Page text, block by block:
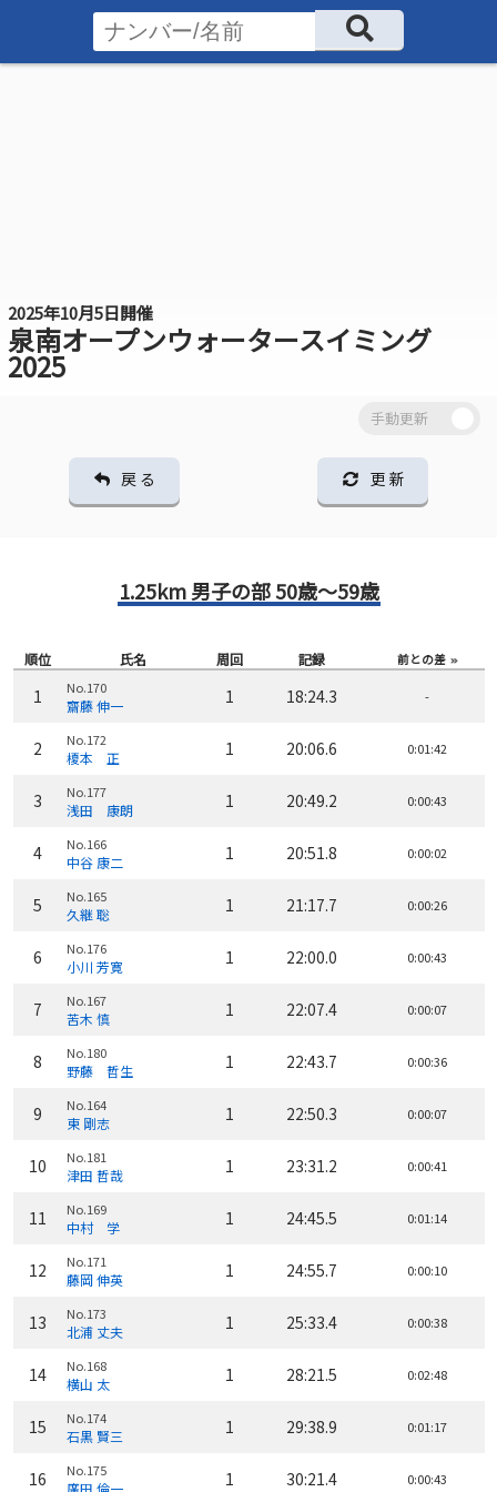
2025年10月5日開催
泉南オープンウォータースイミング
2025
戻 る 更 新
1.25km 男子の部 50歳～59歳
順位 氏名 周回 記録 前との差
1 No.170
齋藤 伸一 1 18:24.3 -
2 No.172
榎本 正 1 20:06.6 0:01:42
3 No.177
浅田 康朗 1 20:49.2 0:00:43
4 No.166
中谷 康二 1 20:51.8 0:00:02
5 No.165
久継 聡 1 21:17.7 0:00:26
6 No.176
小川 芳寛 1 22:00.0 0:00:43
7 No.167
苦木 慎 1 22:07.4 0:00:07
8 No.180
野藤 哲生 1 22:43.7 0:00:36
9 No.164
東 剛志 1 22:50.3 0:00:07
10 No.181
津田 哲哉 1 23:31.2 0:00:41
11 No.169
中村 学 1 24:45.5 0:01:14
12 No.171
藤岡 伸英 1 24:55.7 0:00:10
13 No.173
北浦 丈夫 1 25:33.4 0:00:38
14 No.168
横山 太 1 28:21.5 0:02:48
15 No.174
石黒 賢三 1 29:38.9 0:01:17
16 No.175
廣田 倫一 1 30:21.4 0:00:43